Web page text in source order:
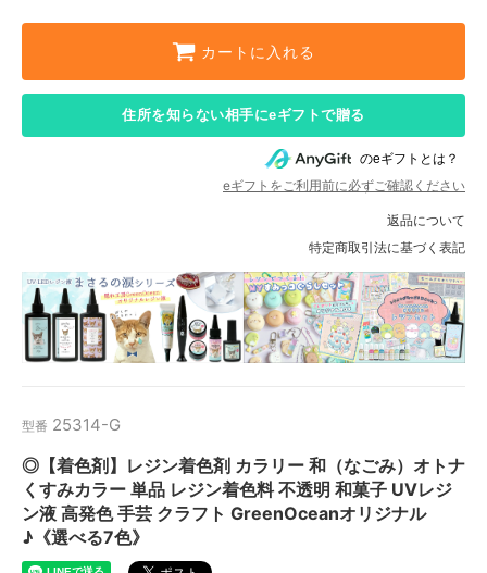
カートに入れる
住所を知らない相手にeギフトで贈る
のeギフトとは？
eギフトをご利用前に必ずご確認ください
返品について
特定商取引法に基づく表記
型番 25314-G
◎【着色剤】レジン着色剤 カラリー 和（なごみ）オトナ
くすみカラー 単品 レジン着色料 不透明 和菓子 UVレジ
ン液 高発色 手芸 クラフト GreenOceanオリジナル
♪《選べる7色》